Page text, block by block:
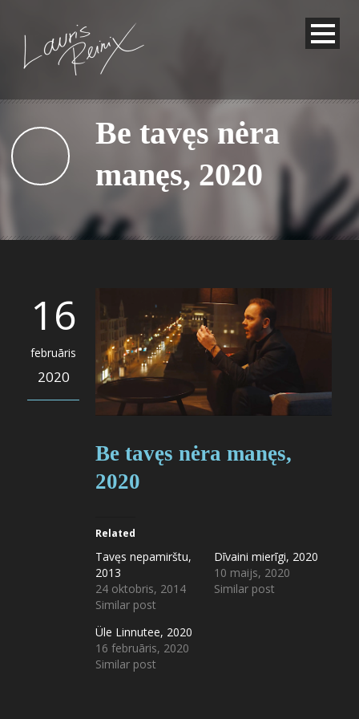
Be tavęs nėra
manęs, 2020
16
februāris
2020
Be tavęs nėra manęs,
2020
Related
Tavęs nepamirštu,
2013
24 oktobris, 2014
Similar post
Dīvaini mierīgi, 2020
10 maijs, 2020
Similar post
Üle Linnutee, 2020
16 februāris, 2020
Similar post